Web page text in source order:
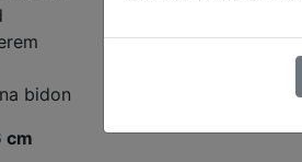
bidon
cm